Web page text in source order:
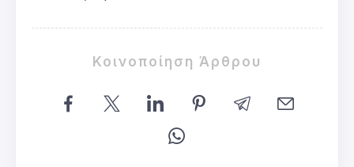
Κοινοποίηση Άρθρου